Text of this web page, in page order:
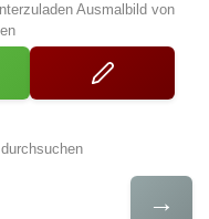
Ausmalbild von
→